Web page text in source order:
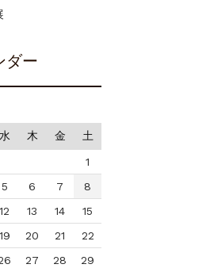
ー
水 木 金 土
1
5 6 7
8
12 13 14
15
19 20 21
22
27 28
29